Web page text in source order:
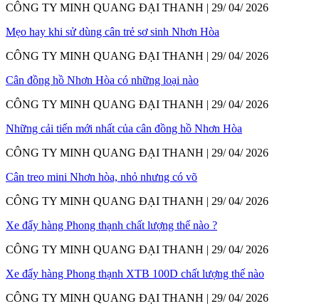
CÔNG TY MINH QUANG ĐẠI THANH | 29/ 04/ 2026
Mẹo hay khi sử dùng cân trẻ sơ sinh Nhơn Hòa
CÔNG TY MINH QUANG ĐẠI THANH | 29/ 04/ 2026
Cân đồng hồ Nhơn Hòa có những loại nào
CÔNG TY MINH QUANG ĐẠI THANH | 29/ 04/ 2026
Những cải tiến mới nhất của cân đồng hồ Nhơn Hòa
CÔNG TY MINH QUANG ĐẠI THANH | 29/ 04/ 2026
Cân treo mini Nhơn hòa, nhỏ nhưng có võ
CÔNG TY MINH QUANG ĐẠI THANH | 29/ 04/ 2026
Xe đẩy hàng Phong thạnh chất lượng thế nào ?
CÔNG TY MINH QUANG ĐẠI THANH | 29/ 04/ 2026
Xe đẩy hàng Phong thạnh XTB 100D chất lượng thế nào
CÔNG TY MINH QUANG ĐẠI THANH | 29/ 04/ 2026